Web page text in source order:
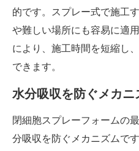
的です。スプレー式で施工
や難しい場所にも容易に適
により、施工時間を短縮し
できます。
水分吸収を防ぐメカニ
閉細胞スプレーフォームの
分吸収を防ぐメカニズムで